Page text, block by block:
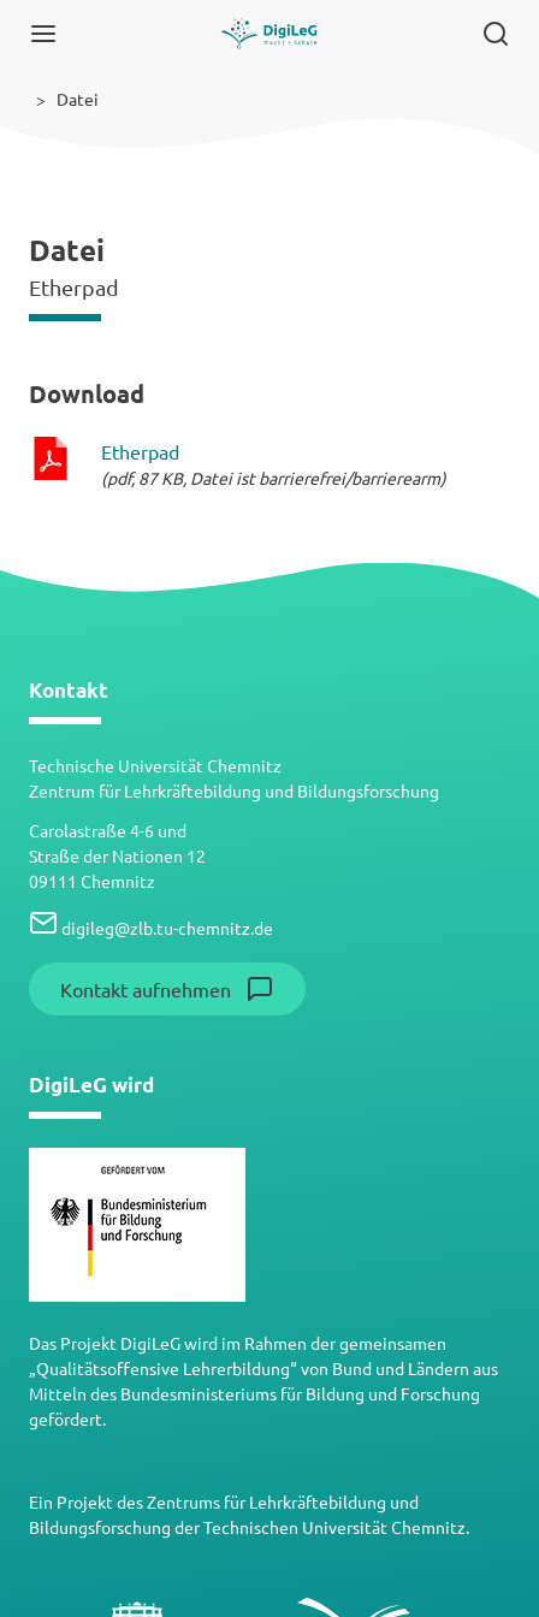
Datei
Datei
Etherpad
Download
Etherpad
(pdf, 87 KB, Datei ist barrierefrei/barrierearm)
Kontakt
Technische Universität Chemnitz
Zentrum für Lehrkräftebildung und Bildungsforschung
Carolastraße 4-6 und
Straße der Nationen 12
09111 Chemnitz
digileg@zlb.tu-chemnitz.de
Kontakt aufnehmen
DigiLeG wird
Das Projekt DigiLeG wird im Rahmen der gemeinsamen
„Qualitätsoffensive Lehrerbildung“ von Bund und Ländern aus
Mitteln des Bundesministeriums für Bildung und Forschung
gefördert.
Ein Projekt desZentrums für Lehrkräftebildung und
Bildungsforschung derTechnischen Universität Chemnitz.